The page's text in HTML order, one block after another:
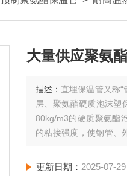
大量供应聚氨
描述： 直埋保温管又称
层、聚氨酯硬质泡沫塑
80kg/m3的硬质聚氨酯
的粘接强度，使钢管、
120℃通过改性或与其它
更新日期： 2025-07-29